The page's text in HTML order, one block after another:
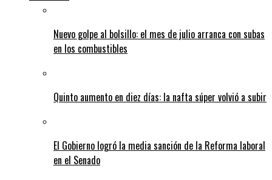
Nuevo golpe al bolsillo: el mes de julio arranca con subas
en los combustibles
Quinto aumento en diez días: la nafta súper volvió a subir
El Gobierno logró la media sanción de la Reforma laboral
en el Senado